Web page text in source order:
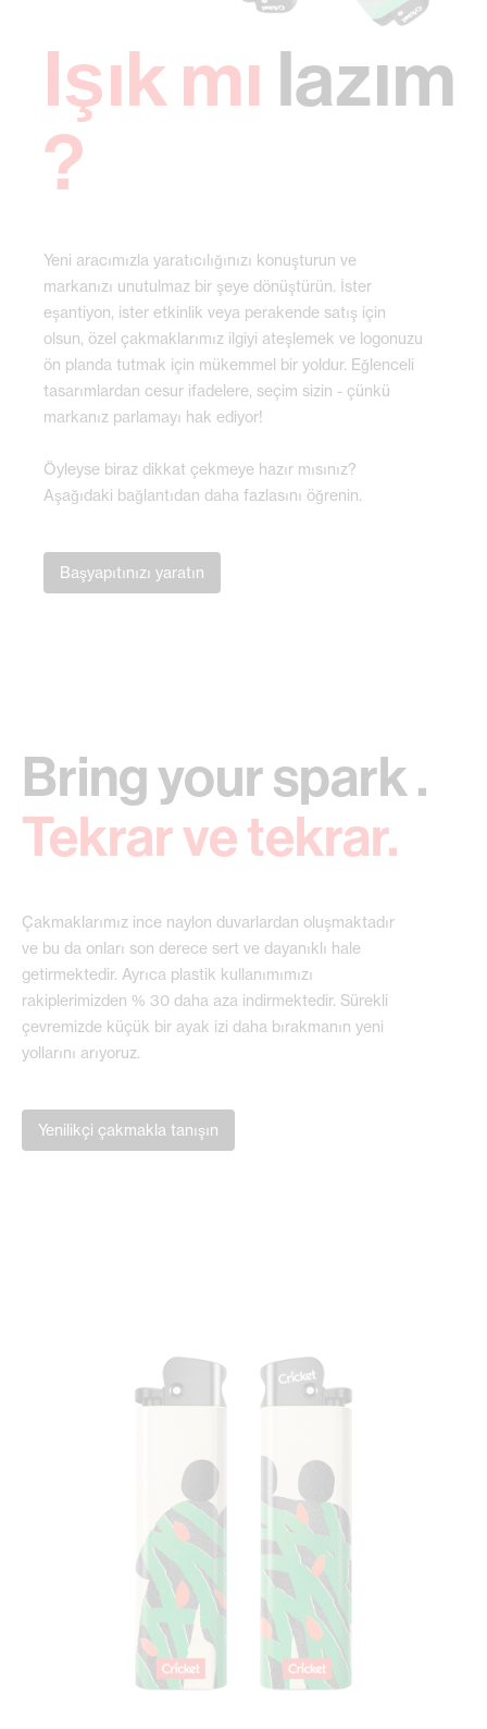
Işık mı lazım
?
Yeni aracımızla yaratıcılığınızı konuşturun ve
markanızı unutulmaz bir şeye dönüştürün. İster
eşantiyon, ister etkinlik veya perakende satış için
olsun, özel çakmaklarımız ilgiyi ateşlemek ve logonuzu
ön planda tutmak için mükemmel bir yoldur. Eğlenceli
tasarımlardan cesur ifadelere, seçim sizin - çünkü
markanız parlamayı hak ediyor!
Öyleyse biraz dikkat çekmeye hazır mısınız?
Aşağıdaki bağlantıdan daha fazlasını öğrenin.
Başyapıtınızı yaratın
Bring your spark .
Tekrar ve tekrar.
Çakmaklarımız ince naylon duvarlardan oluşmaktadır
ve bu da onları son derece sert ve dayanıklı hale
getirmektedir. Ayrıca plastik kullanımımızı
rakiplerimizden % 30 daha aza indirmektedir. Sürekli
çevremizde küçük bir ayak izi daha bırakmanın yeni
yollarını arıyoruz.
Yenilikçi çakmakla tanışın